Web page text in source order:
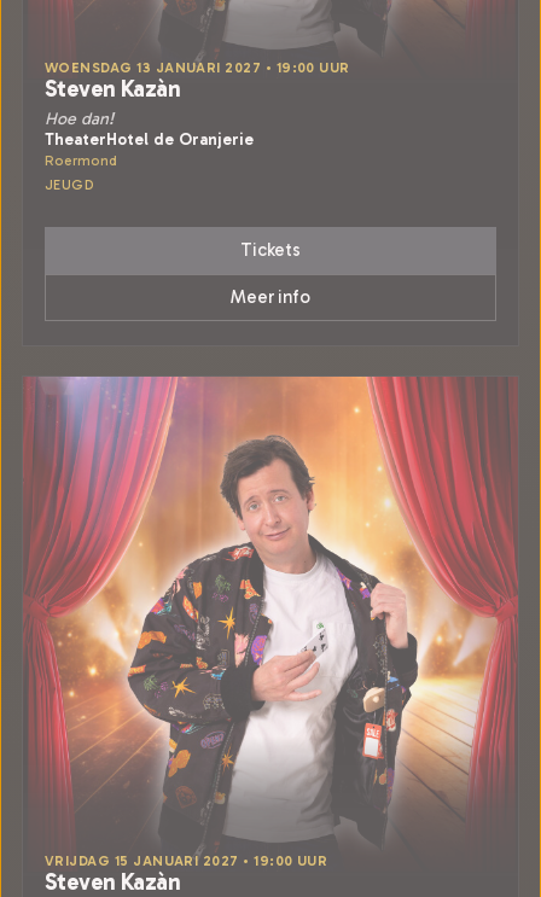
WOENSDAG 13 JANUARI 2027 • 19:00 UUR
Steven Kazàn
Hoe dan!
TheaterHotel de Oranjerie
Roermond
JEUGD
Tickets
Meer info
VRIJDAG 15 JANUARI 2027 • 19:00 UUR
Steven Kazàn